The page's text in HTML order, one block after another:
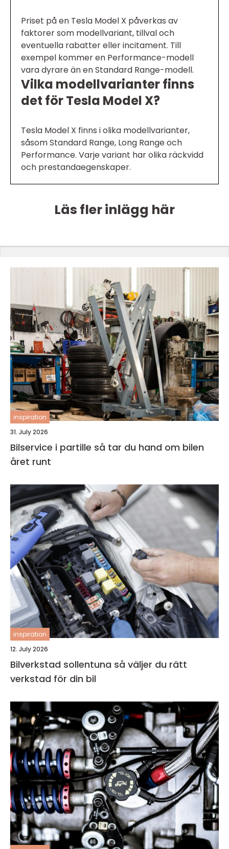
Priset på en Tesla Model X påverkas av
faktorer som modellvariant, tillval och
eventuella rabatter eller incitament. Till
exempel kommer en Performance-modell
vara dyrare än en Standard Range-modell.
Vilka modellvarianter finns
det för Tesla Model X?
Tesla Model X finns i olika modellvarianter,
såsom Standard Range, Long Range och
Performance. Varje variant har olika räckvidd
och prestandaegenskaper.
Läs fler inlägg här
inspiration
31. July 2026
Bilservice i partille så tar du hand om bilen
året runt
inspiration
12. July 2026
Bilverkstad sollentuna så väljer du rätt
verkstad för din bil